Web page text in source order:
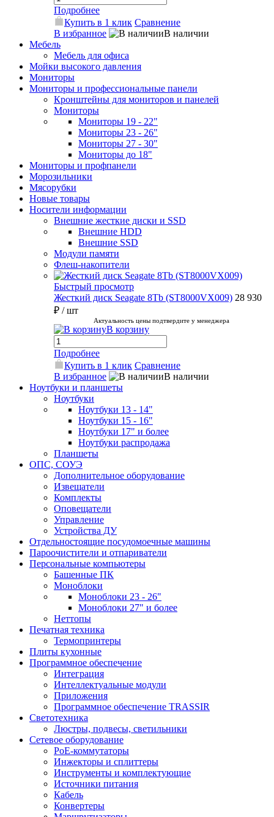
Подробнее
Купить в 1 клик Сравнение
В избранное
В наличии
Мебель
Мебель для офиса
Мойки высокого давления
Мониторы
Мониторы и профессиональные панели
Кронштейны для мониторов и панелей
Мониторы
Мониторы 19 - 22"
Мониторы 23 - 26"
Мониторы 27 - 30"
Мониторы до 18"
Мониторы и профпанели
Морозильники
Мясорубки
Новые товары
Носители информации
Внешние жесткие диски и SSD
Внешние HDD
Внешние SSD
Модули памяти
Флеш-накопители
Быстрый просмотр
Жесткий диск Seagate 8Tb (ST8000VX009) 28 930
₽ / шт
Актуальность цены подтвердите у менеджера
В корзину
Подробнее
Купить в 1 клик Сравнение
В избранное
В наличии
Ноутбуки и планшеты
Ноутбуки
Ноутбуки 13 - 14"
Ноутбуки 15 - 16"
Ноутбуки 17" и более
Ноутбуки распродажа
Планшеты
ОПС, СОУЭ
Дополнительное оборудование
Извещатели
Комплекты
Оповещатели
Управление
Устройства ДУ
Отдельностоящие посудомоечные машины
Пароочистители и отпариватели
Персональные компьютеры
Башенные ПК
Моноблоки
Моноблоки 23 - 26"
Моноблоки 27" и более
Неттопы
Печатная техника
Термопринтеры
Плиты кухонные
Программное обеспечение
Интеграция
Интеллектуальные модули
Приложения
Программное обеспечение TRASSIR
Светотехника
Люстры, подвесы, светильники
Сетевое оборудование
PoE-коммутаторы
Инжекторы и сплиттеры
Инструменты и комплектующие
Источники питания
Кабель
Конвертеры